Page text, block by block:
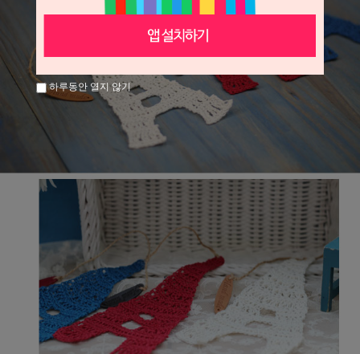
하루동안 열지 않기